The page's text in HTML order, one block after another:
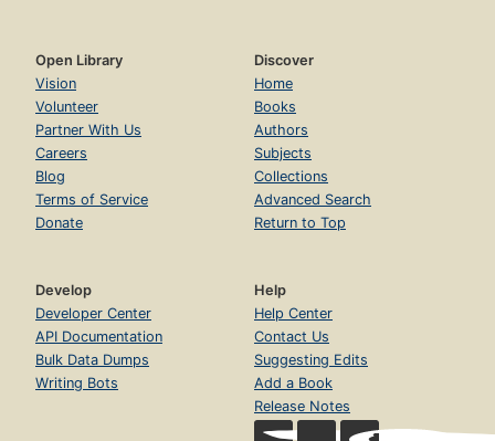
Open Library
Vision
Volunteer
Partner With Us
Careers
Blog
Terms of Service
Donate
Discover
Home
Books
Authors
Subjects
Collections
Advanced Search
Return to Top
Develop
Developer Center
API Documentation
Bulk Data Dumps
Writing Bots
Help
Help Center
Contact Us
Suggesting Edits
Add a Book
Release Notes